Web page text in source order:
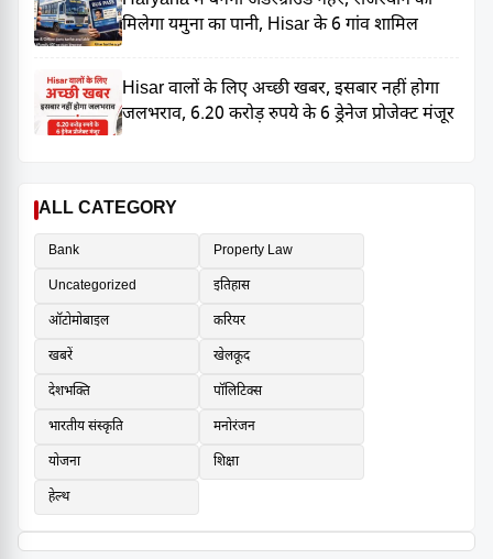
मिलेगा यमुना का पानी, Hisar के 6 गांव शामिल
Hisar वालों के लिए अच्छी खबर, इसबार नहीं होगा
जलभराव, 6.20 करोड़ रुपये के 6 ड्रेनेज प्रोजेक्ट मंजूर
ALL CATEGORY
Bank
Property Law
Uncategorized
इतिहास
ऑटोमोबाइल
करियर
खबरें
खेलकूद
देशभक्ति
पॉलिटिक्स
भारतीय संस्कृति
मनोरंजन
योजना
शिक्षा
हेल्थ